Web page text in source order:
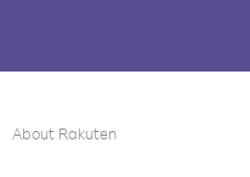
About Rakuten